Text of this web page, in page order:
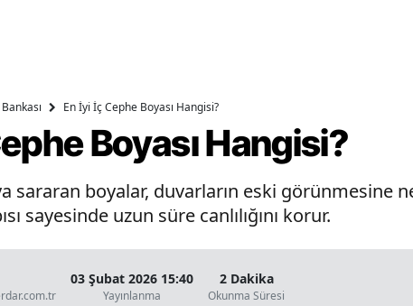
En İyi İç Cephe Boyası Hangisi?
Boyası Hangisi?
sararan boyalar, duvarların eski görünmesine
sayesinde uzun süre canlılığını korur.
03 Şubat 2026 15:40
Yayınlanma
2 Dakika
Okunma Süresi